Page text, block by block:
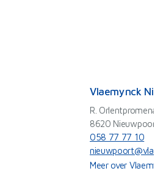
Vlaemynck
R.
8620 Nieuwpoort
058 77 77 10
Meer over